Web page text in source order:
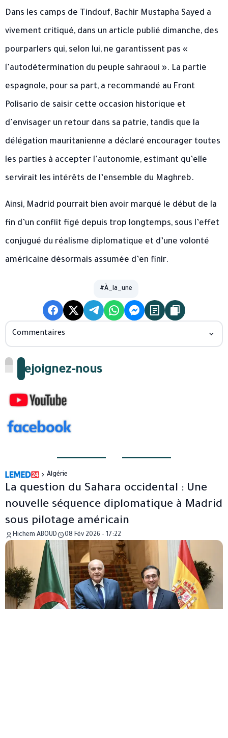
Dans les camps de Tindouf, Bachir Mustapha Sayed a
vivement critiqué, dans un article publié dimanche, des
pourparlers qui, selon lui, ne garantissent pas «
l’autodétermination du peuple sahraoui ». La partie
espagnole, pour sa part, a recommandé au Front
Polisario de saisir cette occasion historique et
d’envisager un retour dans sa patrie, tandis que la
délégation mauritanienne a déclaré encourager toutes
les parties à accepter l’autonomie, estimant qu’elle
servirait les intérêts de l’ensemble du Maghreb.
Ainsi, Madrid pourrait bien avoir marqué le début de la
fin d’un conflit figé depuis trop longtemps, sous l’effet
conjugué du réalisme diplomatique et d’une volonté
américaine désormais assumée d’en finir.
#À_la_une
Commentaires
Rejoignez-nous
Algérie
La question du Sahara occidental : Une
nouvelle séquence diplomatique à Madrid
sous pilotage américain
Hichem ABOUD 08 Fév 2026 - 17:22